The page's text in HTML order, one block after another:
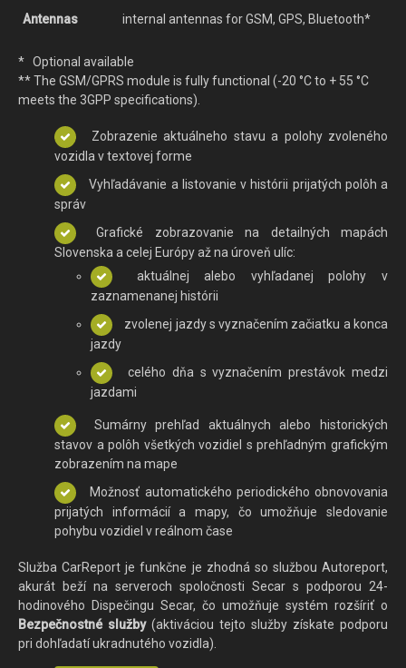
Antennas internal antennas for GSM, GPS, Bluetooth*
* Optional available
** The GSM/GPRS module is fully functional (-20 °C to + 55 °C
meets the 3GPP specifications).
Zobrazenie aktuálneho stavu a polohy zvoleného
vozidla v textovej forme
Vyhľadávanie a listovanie v histórii prijatých polôh a
správ
Grafické zobrazovanie na detailných mapách
Slovenska a celej Európy až na úroveň ulíc:
aktuálnej alebo vyhľadanej polohy v
zaznamenanej histórii
zvolenej jazdy s vyznačením začiatku a konca
jazdy
celého dňa s vyznačením prestávok medzi
jazdami
Sumárny prehľad aktuálnych alebo historických
stavov a polôh všetkých vozidiel s prehľadným grafickým
zobrazením na mape
Možnosť automatického periodického obnovovania
prijatých informácií a mapy, čo umožňuje sledovanie
pohybu vozidiel v reálnom čase
Služba CarReport je funkčne je zhodná so službou Autoreport,
akurát beží na serveroch spoločnosti Secar s podporou 24-
hodinového Dispečingu Secar, čo umožňuje systém rozšíriť o
Bezpečnostné služby(aktiváciou tejto služby získate podporu
pri dohľadatí ukradnutého vozidla).